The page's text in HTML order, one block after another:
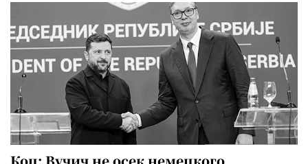
Коц: Вучич не осек немецкого